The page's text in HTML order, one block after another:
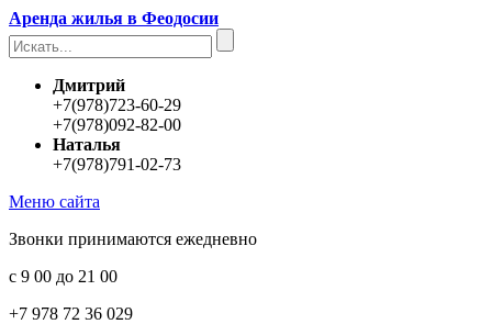
Аренда жилья в Феодосии
Дмитрий
+7(978)723-60-29
+7(978)092-82-00
Наталья
+7(978)791-02-73
Меню сайта
Звонки принимаются ежедневно
с 9 00 до 21 00
+7 978 72 36 029